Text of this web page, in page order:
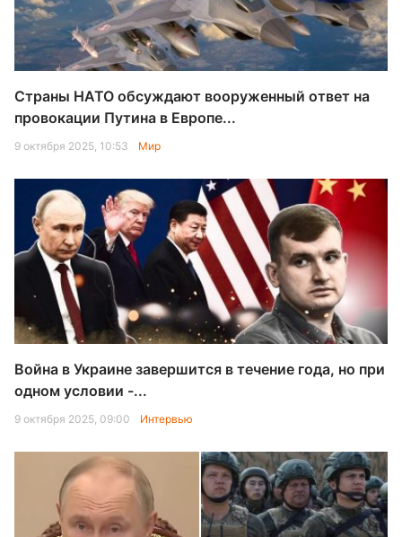
Страны НАТО обсуждают вооруженный ответ на
провокации Путина в Европе...
9 октября 2025, 10:53 Мир
Война в Украине завершится в течение года, но при
одном условии -...
9 октября 2025, 09:00 Интервью